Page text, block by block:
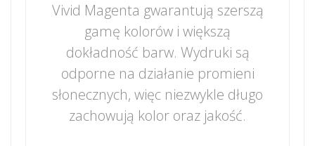
Vivid Magenta gwarantują szerszą
gamę kolorów i większą
dokładność barw. Wydruki są
odporne na działanie promieni
słonecznych, więc niezwykle długo
zachowują kolor oraz jakość.